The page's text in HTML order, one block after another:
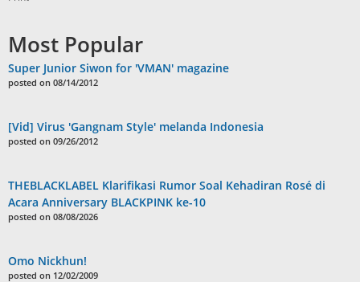
Most Popular
Super Junior Siwon for 'VMAN' magazine
posted on 08/14/2012
[Vid] Virus 'Gangnam Style' melanda Indonesia
posted on 09/26/2012
THEBLACKLABEL Klarifikasi Rumor Soal Kehadiran Rosé di
Acara Anniversary BLACKPINK ke-10
posted on 08/08/2026
Omo Nickhun!
posted on 12/02/2009